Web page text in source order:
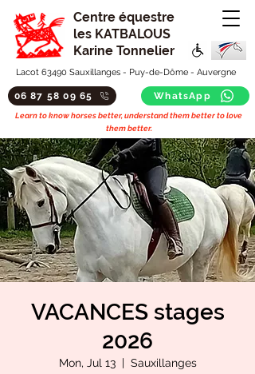
Centre équestre
les KATBALOUS
Karine Tonnelier
Lacot 63490 Sauxillanges - Puy-de-Dôme - Auvergne
06 87 58 09 65 WhatsApp
Learn to know horses better, understand them better to love
them better.
VACANCES stages
2026
Mon, Jul 13
  |
Sauxillanges